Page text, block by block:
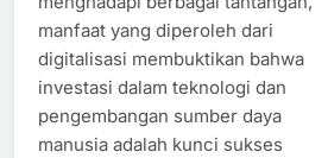
manfaat yang diperoleh dari
digitalisasi membuktikan bahwa
investasi dalam teknologi dan
pengembangan sumber daya
manusia adalah kunci sukses